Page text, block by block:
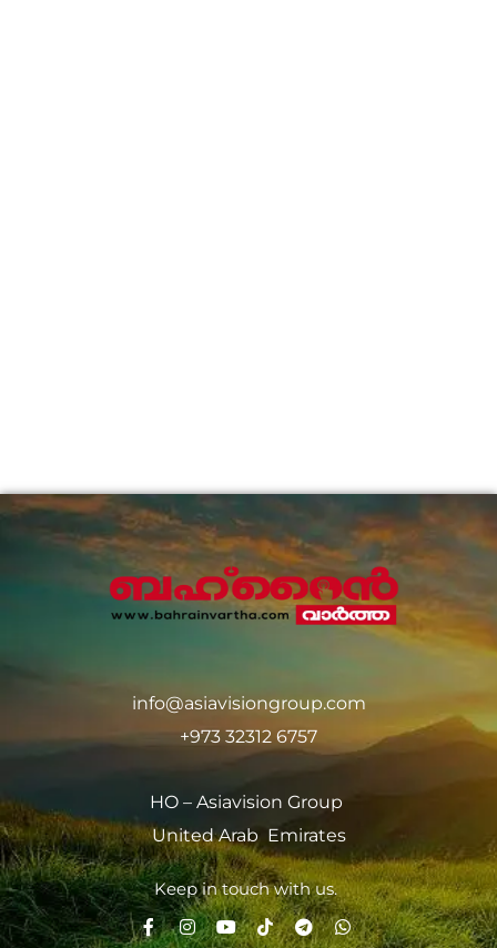
info@asiavisiongroup.com
+973 32312 6757
HO – Asiavision Group
United Arab Emirates
Keep in touch with us.